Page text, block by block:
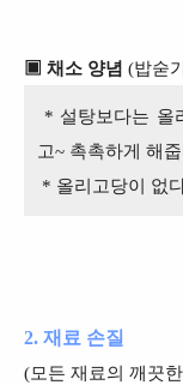
▣ 채소 양념 (밥숟
* 설탕보다는 올
고~ 촉촉하게 해
* 올리고당이 없
2. 재료 손질
(모든 재료의 깨끗